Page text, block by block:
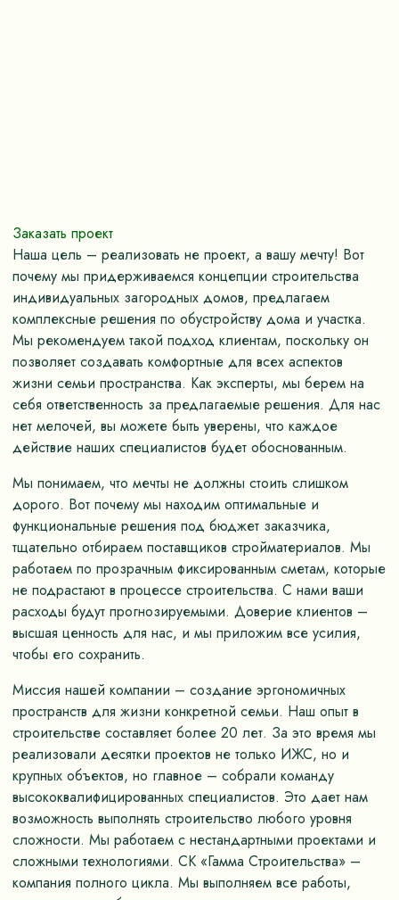
Заказать проект
Наша цель – реализовать не проект, а вашу мечту! Вот
почему мы придерживаемся концепции строительства
индивидуальных загородных домов, предлагаем
комплексные решения по обустройству дома и участка.
Мы рекомендуем такой подход клиентам, поскольку он
позволяет создавать комфортные для всех аспектов
жизни семьи пространства. Как эксперты, мы берем на
себя ответственность за предлагаемые решения. Для нас
нет мелочей, вы можете быть уверены, что каждое
действие наших специалистов будет обоснованным.
Мы понимаем, что мечты не должны стоить слишком
дорого. Вот почему мы находим оптимальные и
функциональные решения под бюджет заказчика,
тщательно отбираем поставщиков стройматериалов. Мы
работаем по прозрачным фиксированным сметам, которые
не подрастают в процессе строительства. С нами ваши
расходы будут прогнозируемыми. Доверие клиентов –
высшая ценность для нас, и мы приложим все усилия,
чтобы его сохранить.
Миссия нашей компании – создание эргономичных
пространств для жизни конкретной семьи. Наш опыт в
строительстве составляет более 20 лет. За это время мы
реализовали десятки проектов не только ИЖС, но и
крупных объектов, но главное – собрали команду
высококвалифицированных специалистов. Это дает нам
возможность выполнять строительство любого уровня
сложности. Мы работаем с нестандартными проектами и
сложными технологиями. СК «Гамма Строительства» –
компания полного цикла. Мы выполняем все работы,